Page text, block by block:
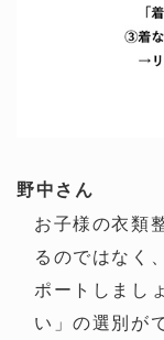
野中さん
お子様の衣類
るのではなく
ポートしまし
い」の選別が